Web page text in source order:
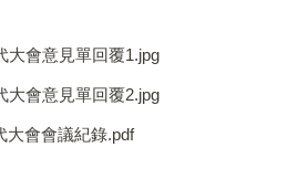
大會意見單回覆1.jpg
大會意見單回覆2.jpg
大會會議紀錄.pdf